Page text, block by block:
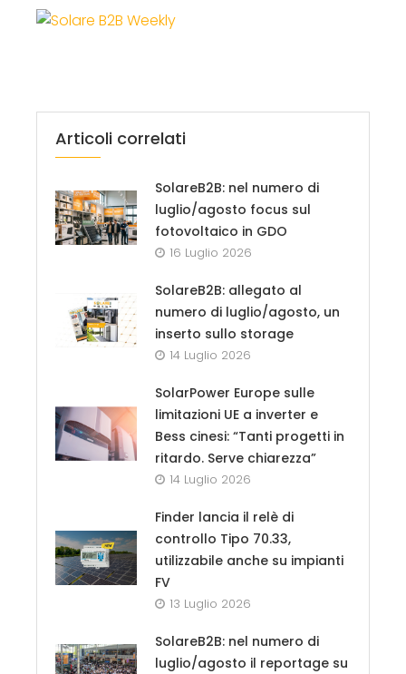
Articoli correlati
SolareB2B: nel numero di
luglio/agosto focus sul
fotovoltaico in GDO
16 Luglio 2026
SolareB2B: allegato al
numero di luglio/agosto, un
inserto sullo storage
14 Luglio 2026
SolarPower Europe sulle
limitazioni UE a inverter e
Bess cinesi: “Tanti progetti in
ritardo. Serve chiarezza”
14 Luglio 2026
Finder lancia il relè di
controllo Tipo 70.33,
utilizzabile anche su impianti
FV
13 Luglio 2026
SolareB2B: nel numero di
luglio/agosto il reportage su